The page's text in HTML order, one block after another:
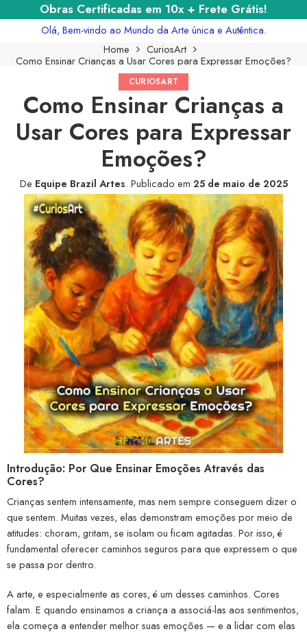
Obras Certificadas em 10x + Frete Grátis!
Olá, Bem-vindo ao Mundo da Arte única e Autêntica.
Home
CuriosArt
Como Ensinar Crianças a Usar Cores para Expressar Emoções?
CURIOSART
Como Ensinar Crianças a
Usar Cores para Expressar
Emoções?
De Equipe Brazil Artes. Publicado em 25 de maio de 2025
Introdução: Por Que Ensinar Emoções Através das
Cores?
Crianças sentem intensamente, mas nem sempre conseguem dizer o
que sentem. Muitas vezes, elas demonstram emoções por meio de
atitudes: choram, gritam, se isolam ou ficam agitadas. Por isso, é
fundamental oferecer caminhos seguros para que expressem o que
se passa por dentro.
A arte, e especialmente as cores, é um desses caminhos. Cores
falam. E quando ensinamos a criança a associá-las aos sentimentos,
ela começa a entender melhor suas emoções — e a lidar com elas